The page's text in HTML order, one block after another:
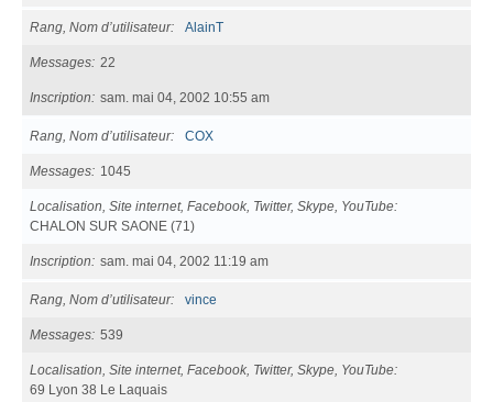
Rang, Nom d’utilisateur AlainT
Messages 22
Inscription sam. mai 04, 2002 10:55 am
Rang, Nom d’utilisateur COX
Messages 1045
Localisation, Site internet, Facebook, Twitter, Skype, YouTube
CHALON SUR SAONE (71)
Inscription sam. mai 04, 2002 11:19 am
Rang, Nom d’utilisateur vince
Messages 539
Localisation, Site internet, Facebook, Twitter, Skype, YouTube
69 Lyon 38 Le Laquais